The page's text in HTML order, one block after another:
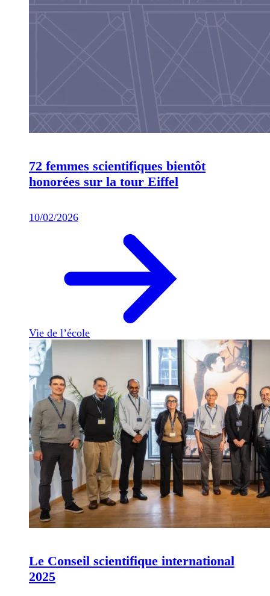
72 femmes scientifiques bientôt
honorées sur la tour Eiffel
10/02/2026
Vie de l’école
Le Conseil scientifique international
2025